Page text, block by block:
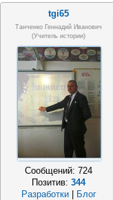
tgi65
Танченко Геннадий Иванович
(учитель истории)
Сообщений:724
Позитив:344
Разработки
Блог